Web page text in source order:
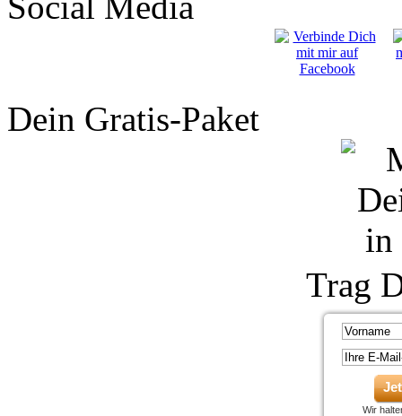
Dein Gratis-Paket
Trag
Wir